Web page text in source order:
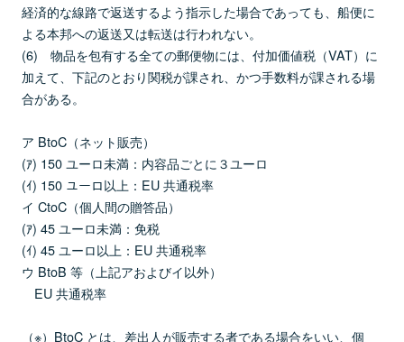
経済的な線路で返送するよう指示した場合であっても、船便に
よる本邦への返送又は転送は行われない。
(6) 物品を包有する全ての郵便物には、付加価値税（VAT）に
加えて、下記のとおり関税が課され、かつ手数料が課される場
合がある。
ア BtoC（ネット販売）
(ｱ) 150 ユーロ未満：内容品ごとに３ユーロ
(ｲ) 150 ユーロ以上：EU 共通税率
イ CtoC（個人間の贈答品）
(ｱ) 45 ユーロ未満：免税
(ｲ) 45 ユーロ以上：EU 共通税率
ウ BtoB 等（上記アおよびイ以外）
EU 共通税率
（※）BtoC とは、差出人が販売する者である場合をいい、個